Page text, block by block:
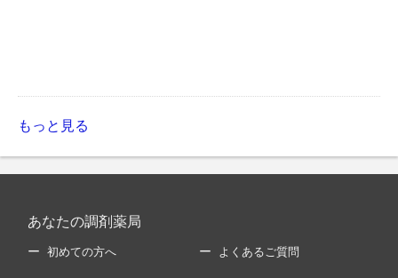
もっと見る
あなたの調剤薬局
初めての方へ よくあるご質問